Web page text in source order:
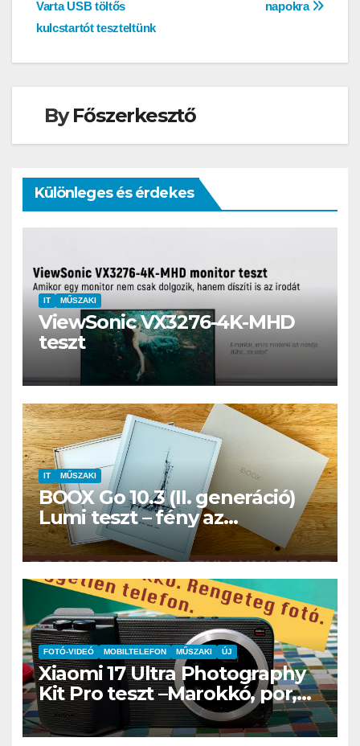
navigáció
napokra
Varta USB töltős
kulcstartót teszteltünk
ByFőszerkesztő
Különleges és érdekes
IT MŰSZAKI
ViewSonic VX3276-4K-MHD
teszt
IT MŰSZAKI
BOOX Go 10.3 (II. generáció)
Lumi teszt – fény az
éjszakában, fél könyvtár a
családi csomagban
FOTÓ-VIDEÓ MOBILTELEFON MŰSZAKI ÚJ
Xiaomi 17 Ultra Photography
Kit Pro teszt –Marokkó, por,
hegyek és az a
bizonyospillanat, amikor nem